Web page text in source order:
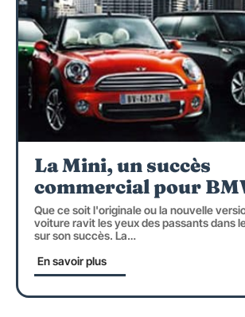
La Mini, un succès
commercial pour
Que ce soit l'originale ou la nouvelle
voiture ravit les yeux des passants dans
sur son succès. La…
En savoir plus